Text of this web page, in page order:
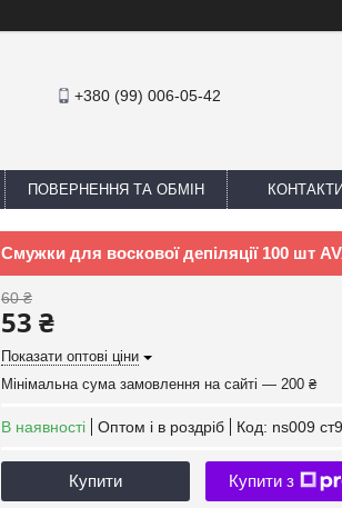
+380 (99) 006-05-42
ПОВЕРНЕННЯ ТА ОБМІН КОНТАКТИ
Смужки для воскової депіляції 100 шт
60 ₴
53 ₴
Показати оптові ціни
Мінімальна сума замовлення на сайті — 200 ₴
В наявності Оптом і в роздріб Код: ns009
Купити Купити з